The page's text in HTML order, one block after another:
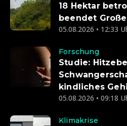
18 Hektar
beendet
05.08.2026 • 12:33
Forschung
Studie:
kindliches
05.08.2026 • 09:18
Klimakrise